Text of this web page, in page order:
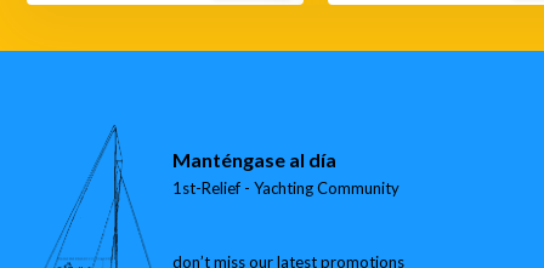
Manténgase al día
1st-Relief - Yachting Community
don’t miss our latest promotions